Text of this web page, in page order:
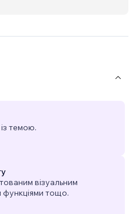
темою.
візуальним
тощо.